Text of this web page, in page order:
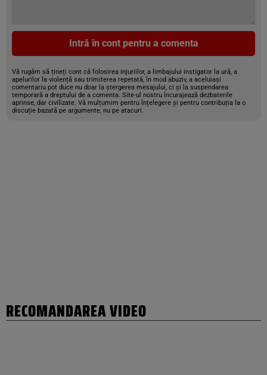
Intră în cont pentru a comenta
Vă rugăm să țineți cont că folosirea injuriilor, a limbajului instigator la ură, a
apelurilor la violență sau trimiterea repetată, în mod abuziv, a aceluiași
comentariu pot duce nu doar la ștergerea mesajului, ci și la suspendarea
temporară a dreptului de a comenta. Site-ul nostru încurajează dezbaterile
aprinse, dar civilizate. Vă mulțumim pentru înțelegere și pentru contribuția la o
discuție bazată pe argumente, nu pe atacuri.
RECOMANDAREA VIDEO